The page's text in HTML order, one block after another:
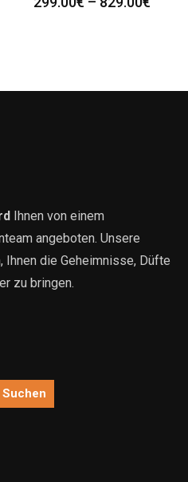
Ihnen von einem
angeboten. Unsere
Ihnen die Geheimnisse, Düfte
zu bringen.
Suchen